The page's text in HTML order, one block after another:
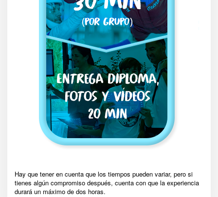
Hay que tener en cuenta que los tiempos pueden variar, pero si
tienes algún compromiso después, cuenta con que la experiencia
durará un máximo de dos horas.